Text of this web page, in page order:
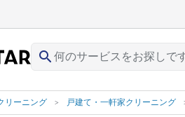
search
リーニング 戸建て・一軒家クリーニング